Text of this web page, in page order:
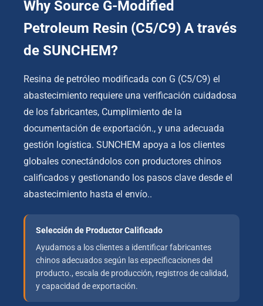
Why Source G-Modified
Petroleum Resin (C5/C9) A través
de SUNCHEM?
Resina de petróleo modificada con G (C5/C9) el
abastecimiento requiere una verificación cuidadosa
de los fabricantes, Cumplimiento de la
documentación de exportación., y una adecuada
gestión logística. SUNCHEM apoya a los clientes
globales conectándolos con productores chinos
calificados y gestionando los pasos clave desde el
abastecimiento hasta el envío..
Selección de Productor Calificado
Ayudamos a los clientes a identificar fabricantes
chinos adecuados según las especificaciones del
producto., escala de producción, registros de calidad,
y capacidad de exportación.